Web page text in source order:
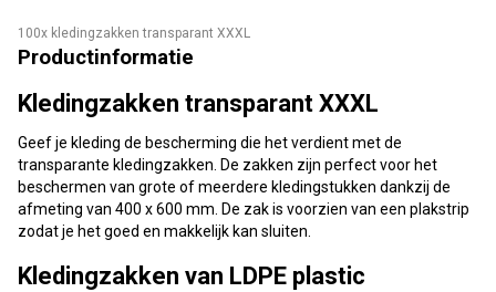
100x kledingzakken transparant XXXL
Productinformatie
Kledingzakken transparant XXXL
Geef je kleding de bescherming die het verdient met de
transparante kledingzakken. De zakken zijn perfect voor het
beschermen van grote of meerdere kledingstukken dankzij de
afmeting van 400 x 600 mm. De zak is voorzien van een plakstrip
zodat je het goed en makkelijk kan sluiten.
Kledingzakken van LDPE plastic